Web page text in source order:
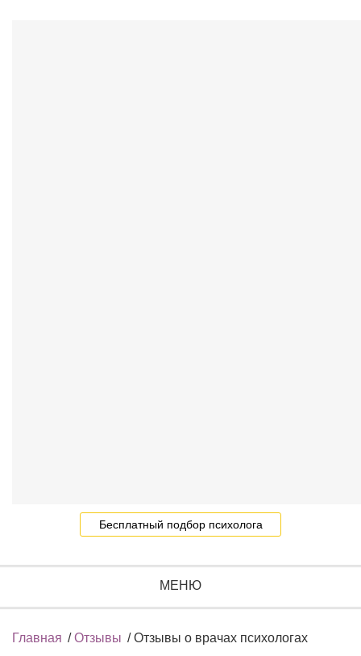
Бесплатный подбор психолога
МЕНЮ
Главная /Отзывы /Отзывы о врачах психологах